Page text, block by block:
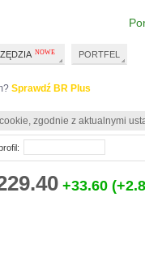
Sprawdź BR Plus
zgodnie z aktualnymi
+33.60
PORTFEL